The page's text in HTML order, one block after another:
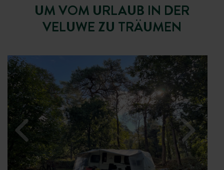
UM VOM URLAUB IN DER
VELUWE ZU TRÄUMEN